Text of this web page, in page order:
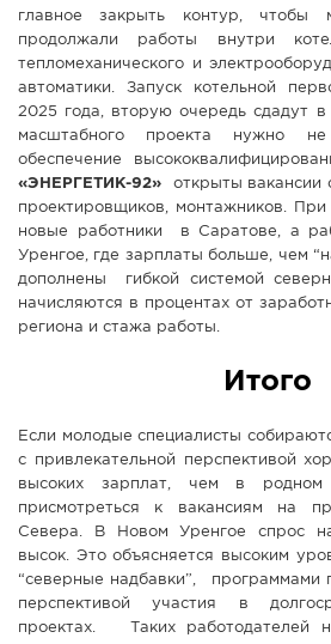
главное закрыть контур,
продолжали работы внутри
тепломеханического и
автоматики. Запуск котельной
2025 года, вторую очередь сдадут
масштабного проекта нужно
обеспечение
«ЭНЕРГЕТИК-92» открыты вакансии
проектировщиков, монтажников.
новые работники в Саратове, а
Уренгое, где зарплаты больше, чем
дополнены гибкой системой
начисляются в процентах от
региона и стажа работы.
Итого
Если молодые специалисты
с привлекательной перспективой
высоких зарплат, чем в
присмотреться к вакансиям на
Севера. В Новом Уренгое спрос
высок. Это объясняется высоким
“северные надбавки”, программами
перспективой участия в
проектах. Таких работодателей